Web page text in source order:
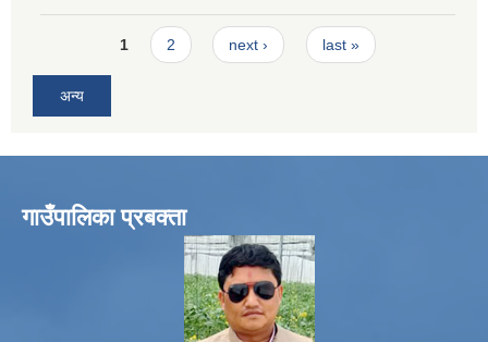
Pages1 2 next › last »
अन्य
गाउँपालिका प्रबक्ता